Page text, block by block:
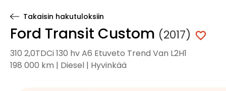
Takaisin hakutuloksiin
Ford Transit Custom (2017)
310 2,0TDCi 130 hv A6 Etuveto Trend Van L2H1
198 000 km | Diesel | Hyvinkää